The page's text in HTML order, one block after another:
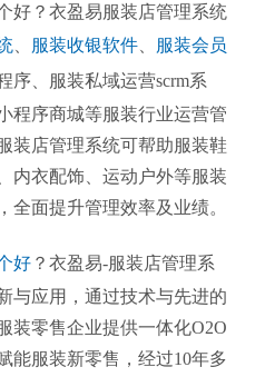
好？衣盈易服装店管理系统
服装收银软件
服装会员
序、服装私域运营scrm系
程序商城等服装行业运营管
装店管理系统可帮助服装鞋
内衣配饰、运动户外等服装
全面提升管理效率及业绩。
好 ？衣盈易-服装店管理系
与应用，通过技术与先进的
装零售企业提供一体化O2O
能服装新零售，经过10年多